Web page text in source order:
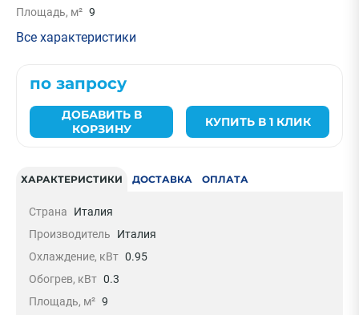
Площадь, м² 9
Все характеристики
по запросу
ДОБАВИТЬ В
КОРЗИНУ
КУПИТЬ В 1 КЛИК
ХАРАКТЕРИСТИКИ ДОСТАВКА ОПЛАТА
Страна
Италия
Производитель
Италия
Охлаждение, кВт 0.95
Обогрев, кВт 0.3
Площадь, м² 9